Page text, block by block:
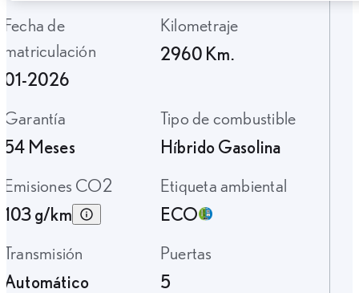
Fecha de
matriculación
01-2026
Kilometraje
2960 Km.
Garantía
54 Meses
Tipo de combustible
Híbrido Gasolina
Emisiones CO2
103 g/km
Etiqueta ambiental
ECO
Transmisión
Automático
Puertas
5